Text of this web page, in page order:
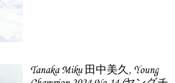
Tanaka Miku 田中美久, Young